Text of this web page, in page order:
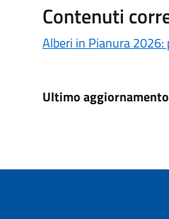
Contenuti
Alberi in Pianura
Ultimo aggiornamento